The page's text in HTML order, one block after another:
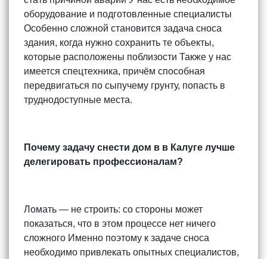
оборудование и подготовленные специалисты
Особенно сложной становится задача сноса
здания, когда нужно сохранить те объекты,
которые расположены поблизости Также у нас
имеется спецтехника, причём способная
передвигаться по сыпучему грунту, попасть в
труднодоступные места.
Почему задачу снести дом в в Калуге лучше
делегировать профессионалам?
Ломать — не строить: со стороны может
показаться, что в этом процессе нет ничего
сложного Именно поэтому к задаче сноса
необходимо привлекать опытных специалистов,